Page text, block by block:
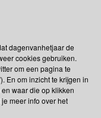
dagenvanhetjaar de
cookies gebruiken.
om een pagina te
En om inzicht te krijgen in
waar die op klikken
meer info over het
forse achterstand
met lezen,
van een
zelfs onmogelijk.
en
uitkering.